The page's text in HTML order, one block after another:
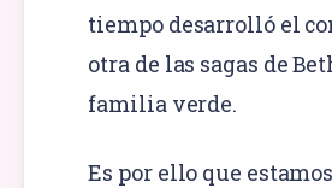
tiempo desarrolló el
otra de las sagas de
familia verde.
Es por ello que